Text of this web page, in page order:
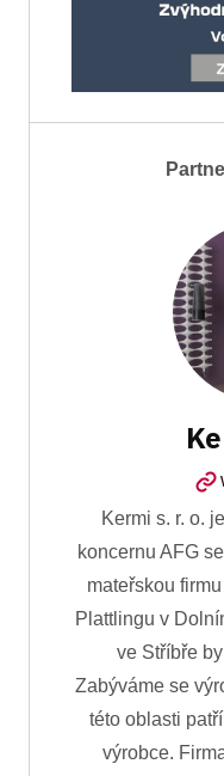
Kermi s. r. o.
koncernu AFG
mateřskou
Plattlingu v
ve Stříbře
Zabýváme se
této oblasti
výrobce.